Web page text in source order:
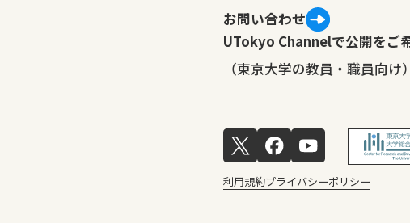
お問い合わせ
UTokyo Channelで公開をご
（東京大学の教員・職員向け）
利用規約プライバシーポリシー